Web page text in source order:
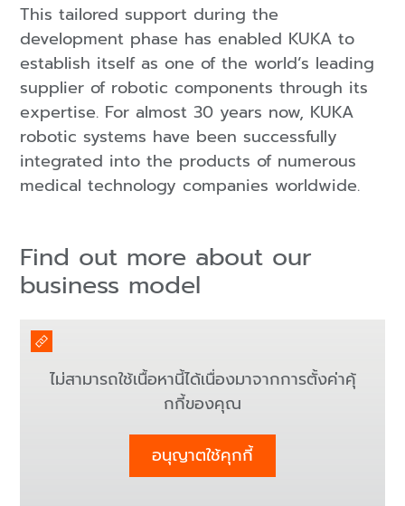
This tailored support during the
development phase has enabled KUKA to
establish itself as one of the world’s leading
supplier of robotic components through its
expertise. For almost 30 years now, KUKA
robotic systems have been successfully
integrated into the products of numerous
medical technology companies worldwide.
Find out more about our
business model
ไม่สามารถใช้เนื้อหานี้ได้เนื่องมาจากการตั้งค่าคุ้
กกี้ของคุณ
อนุญาตใช้คุกกี้